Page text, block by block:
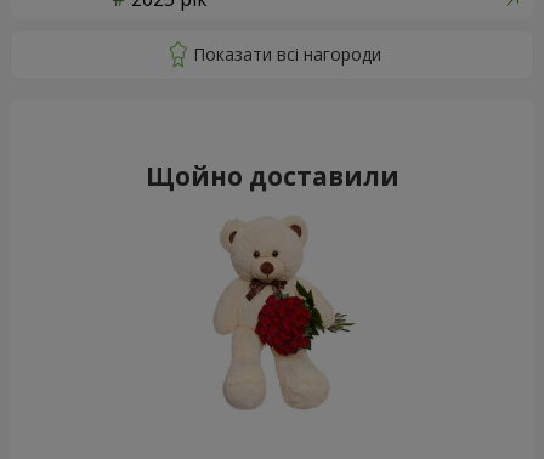
Щойно доставили